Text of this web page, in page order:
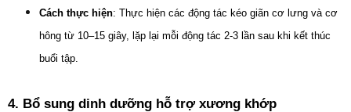
Cách thực hiện: Thực hiện các động tác kéo giãn cơ lưng và cơ
hông từ 10–15 giây, lặp lại mỗi động tác 2-3 lần sau khi kết thúc
buổi tập.
4. Bổ sung dinh dưỡng hỗ trợ xương khớp